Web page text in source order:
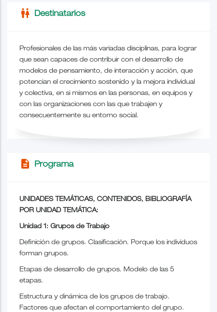
wc Destinatarios
Profesionales de las más variadas disciplinas, para lograr
que sean capaces de contribuir con el desarrollo de
modelos de pensamiento, de interacción y acción, que
potencian el crecimiento sostenido y la mejora individual
y colectiva, en si mismos en las personas, en equipos y
con las organizaciones con las que trabajen y
consecuentemente su entorno social.
description Programa
UNIDADES TEMÁTICAS, CONTENIDOS, BIBLIOGRAFÍA
POR UNIDAD TEMÁTICA:
Unidad 1: Grupos de Trabajo
Definición de grupos. Clasificación. Porque los individuos
forman grupos.
Etapas de desarrollo de grupos. Modelo de las 5
etapas.
Estructura y dinámica de los grupos de trabajo.
Factores que afectan el comportamiento del grupo.